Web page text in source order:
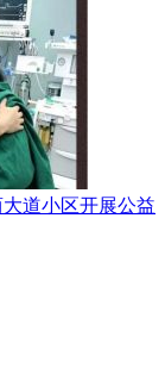
道小区开展公益